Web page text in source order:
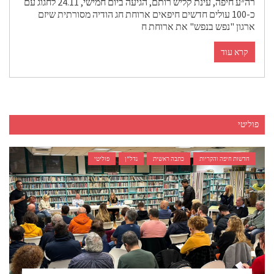
כ-100 עולים חדשים חיפאים ארוחת חג הודיה מסורתית שיזם
ארגון "נפש בנפש" את ארוחת ח
קרא עוד
פוליטי
חדשות חיפה והקריות כתבה ראשית נדל"ן פוליטי